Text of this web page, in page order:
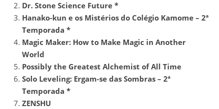
Dr. Stone Science Future *
Hanako-kun e os Mistérios do Colégio Kamome – 2ª
Temporada *
Magic Maker: How to Make Magic in Another
World
Possibly the Greatest Alchemist of All Time
Solo Leveling: Ergam-se das Sombras – 2ª
Temporada *
ZENSHU